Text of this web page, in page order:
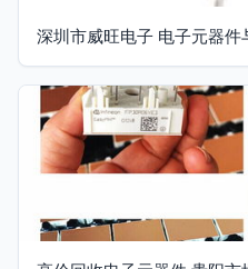
深圳市威旺电子 电子元器